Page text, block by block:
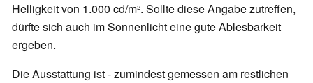
Helligkeit von 1.000 cd/m². Sollte diese Angabe zutreffen,
dürfte sich auch im Sonnenlicht eine gute Ablesbarkeit
ergeben.
Die Ausstattung ist - zumindest gemessen am restlichen